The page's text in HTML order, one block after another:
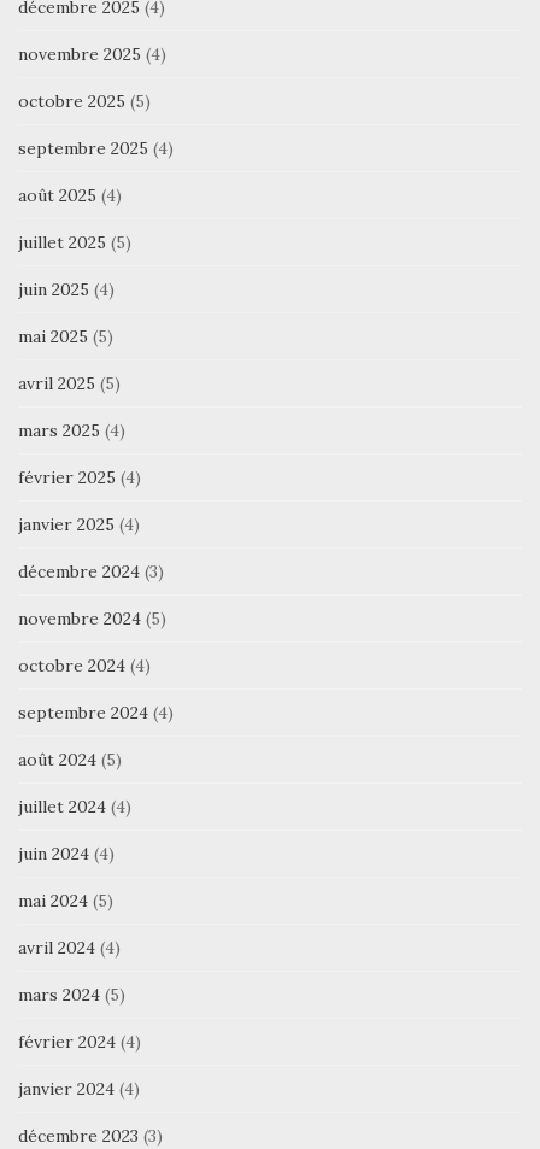
décembre 2025 (4)
novembre 2025 (4)
octobre 2025 (5)
septembre 2025 (4)
août 2025 (4)
juillet 2025 (5)
juin 2025 (4)
mai 2025 (5)
avril 2025 (5)
mars 2025 (4)
février 2025 (4)
janvier 2025 (4)
décembre 2024 (3)
novembre 2024 (5)
octobre 2024 (4)
septembre 2024 (4)
août 2024 (5)
juillet 2024 (4)
juin 2024 (4)
mai 2024 (5)
avril 2024 (4)
mars 2024 (5)
février 2024 (4)
janvier 2024 (4)
décembre 2023 (3)